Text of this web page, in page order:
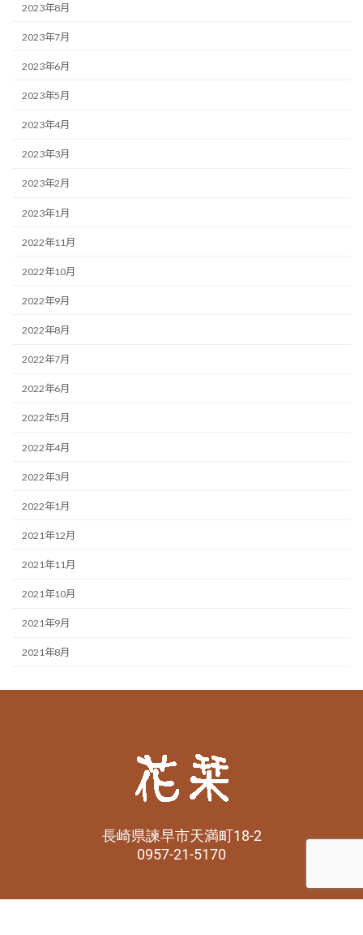
2023年8月
2023年7月
2023年6月
2023年5月
2023年4月
2023年3月
2023年2月
2023年1月
2022年11月
2022年10月
2022年9月
2022年8月
2022年7月
2022年6月
2022年5月
2022年4月
2022年3月
2022年1月
2021年12月
2021年11月
2021年10月
2021年9月
2021年8月
長崎県諫早市天満町18-2
0957-21-5170